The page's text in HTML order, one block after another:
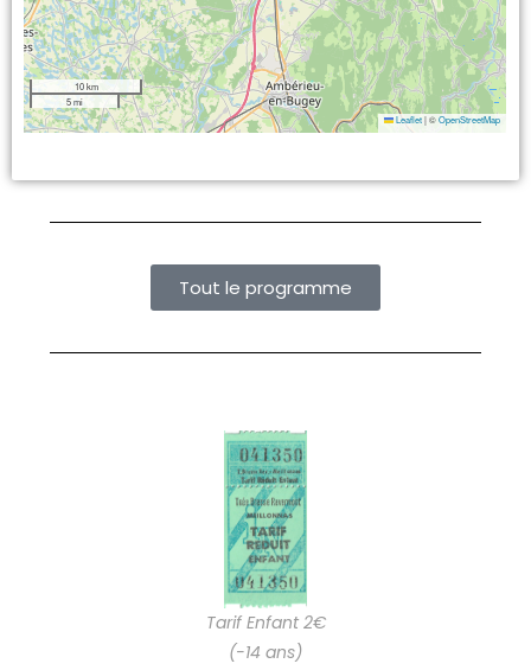
10 km
5 mi
Leaflet |©OpenStreetMap
Tout le programme
Tarif Enfant 2€
(-14 ans)